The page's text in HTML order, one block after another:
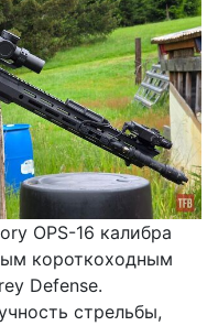
OPS-16 калибра
короткоходным
Defense.
стрельбы,